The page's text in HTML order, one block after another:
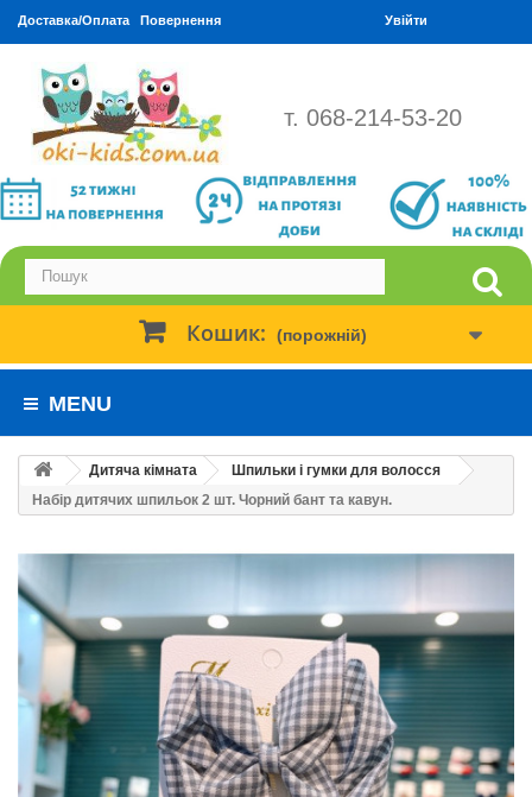
Доставка/Оплата Повернення Увійти
т. 068-214-53-20
Кошик: (порожній)
MENU
Дитяча кімната
Шпильки і гумки для волосся
Набір дитячих шпильок 2 шт. Чорний бант та кавун.